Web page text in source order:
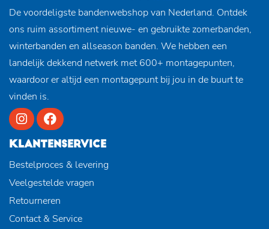
De voordeligste bandenwebshop van Nederland. Ontdek
ons ruim assortiment nieuwe- en gebruikte zomerbanden,
winterbanden en allseason banden. We hebben een
landelijk dekkend netwerk met 600+ montagepunten,
waardoor er altijd een montagepunt bij jou in de buurt te
vinden is.
KLANTENSERVICE
Bestelproces & levering
Veelgestelde vragen
Retourneren
Contact & Service